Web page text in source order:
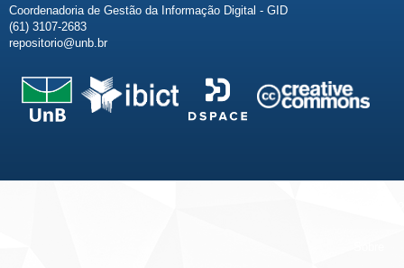
Coordenadoria de Gestão da Informação Digital - GID
(61) 3107-2683
repositorio@unb.br